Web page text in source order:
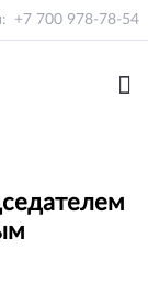
+7 700 978-78-54